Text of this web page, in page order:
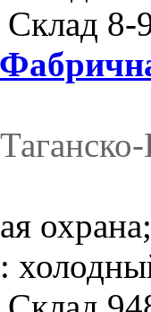
Склад 8-